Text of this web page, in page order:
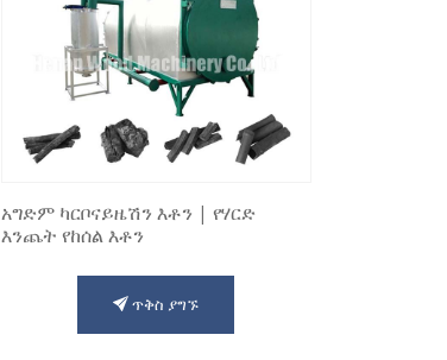
አግድም ካርቦናይዜሽን እቶን | የሃርድ
እንጨት የከሰል እቶን
ጥቅስ ያግኙ